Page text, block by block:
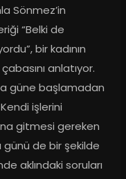
Sönmez’in
“Belki de
bir kadının
anlatıyor.
güne başlamadan
işlerini
gitmesi gereken
günü de bir şekilde
aklındaki soruları